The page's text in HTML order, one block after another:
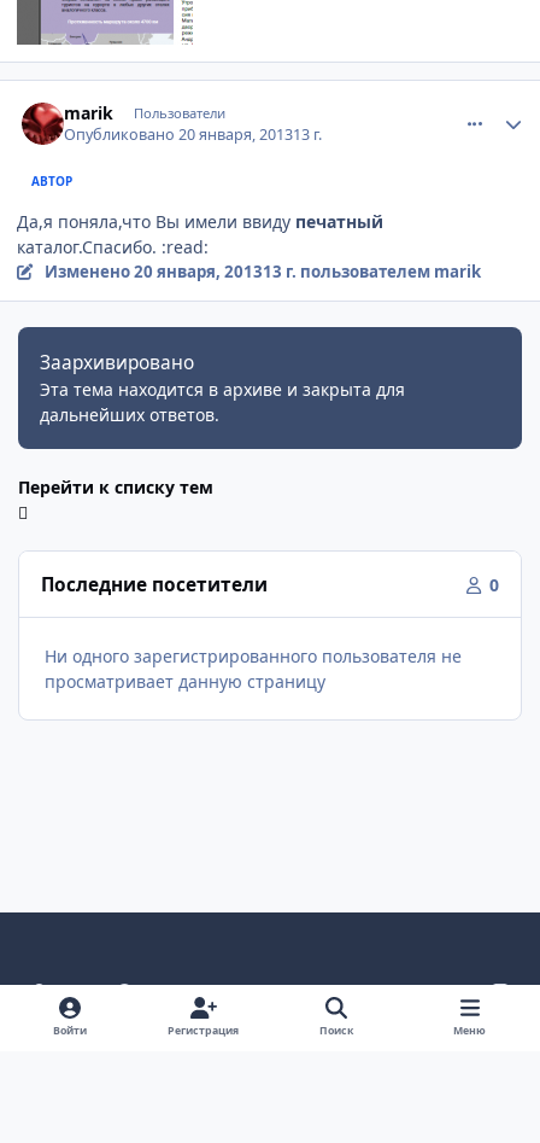
marik Пользователи
Опубликовано20 января, 201313 г.
АВТОР
Да,я поняла,что Вы имели ввиду печатный
каталог.Спасибо. :read:
Изменено20 января, 201313 г. пользователем marik
Заархивировано
Эта тема находится в архиве и закрыта для
дальнейших ответов.
Перейти к списку тем
Последние посетители 0
Ни одного зарегистрированного пользователя не
просматривает данную страницу
Светлый режим
Темный режим
Системные предпочтения
v
k
Язык Политика конфиденциальности
Обратная связь
Войти Регистрация Поиск Меню